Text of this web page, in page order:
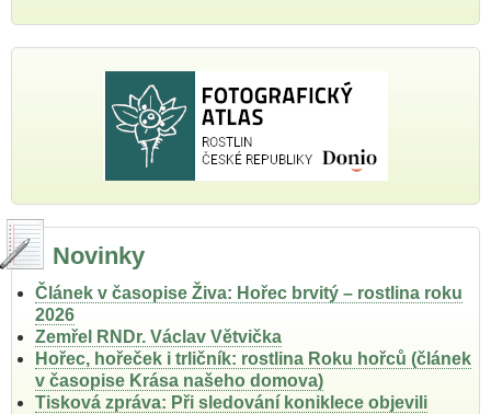
Novinky
Článek v časopise Živa: Hořec brvitý – rostlina roku
2026
Zemřel RNDr. Václav Větvička
Hořec, hořeček i trličník: rostlina Roku hořců (článek
v časopise Krása našeho domova)
Tisková zpráva: Při sledování koniklece objevili